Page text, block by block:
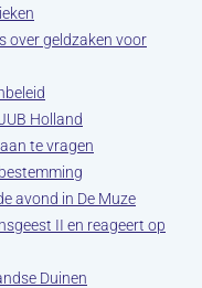
over geldzaken voor
Holland
te vragen
avond in De Muze
II en reageert op
Duinen